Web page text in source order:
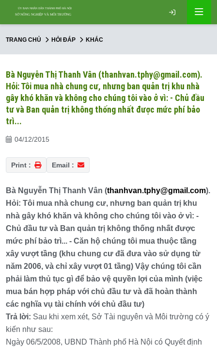
TRANG CHỦ HỎI ĐÁP KHÁC
Bà Nguyễn Thị Thanh Vân (thanhvan.tphy@gmail.com).
Hỏi: Tôi mua nhà chung cư, nhưng ban quản trị khu nhà
gây khó khăn và không cho chúng tôi vào ở vì: - Chủ đầu
tư và Ban quản trị không thống nhất được mức phí bảo
trì...
04/12/2015
Print : Email :
Bà Nguyễn Thị Thanh Vân (thanhvan.tphy@gmail.com).
Hỏi: Tôi mua nhà chung cư, nhưng ban quản trị khu
nhà gây khó khăn và không cho chúng tôi vào ở vì: -
Chủ đầu tư và Ban quản trị không thống nhất được
mức phí bảo trì... - Căn hộ chúng tôi mua thuộc tầng
xây vượt tầng (khu chung cư đã đưa vào sử dụng từ
năm 2006, và chỉ xây vượt 01 tầng) Vậy chúng tôi cần
phải làm thủ tục gì để bảo vệ quyền lợi của mình (việc
mua bán hợp pháp với chủ đầu tư và đã hoàn thành
các nghĩa vụ tài chính với chủ đầu tư)
Trả lời: Sau khi xem xét, Sở Tài nguyên và Môi trường có ý
kiến như sau:
Ngày 06/5/2008, UBND Thành phố Hà Nội có Quyết định